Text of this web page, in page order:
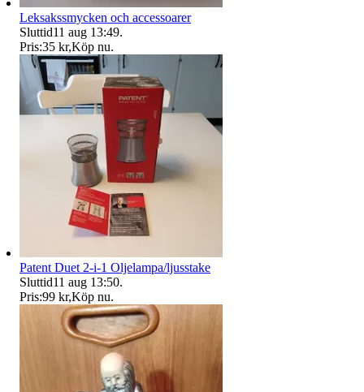
Leksakssmycken och accessoarer
Sluttid11 aug 13:49.
Pris:35 kr,Köp nu.
Patent Duet 2-i-1 Oljelampa/ljusstake
Sluttid11 aug 13:50.
Pris:99 kr,Köp nu.